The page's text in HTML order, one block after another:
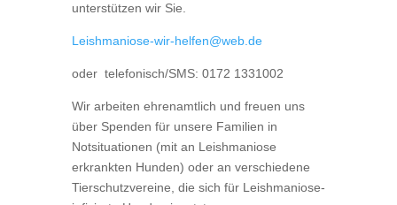
unterstützen wir Sie.
Leishmaniose-wir-helfen@web.de
oder telefonisch/SMS: 0172 1331002
Wir arbeiten ehrenamtlich und freuen uns
über Spenden für unsere Familien in
Notsituationen (mit an Leishmaniose
erkrankten Hunden) oder an verschiedene
Tierschutzvereine, die sich für Leishmaniose-